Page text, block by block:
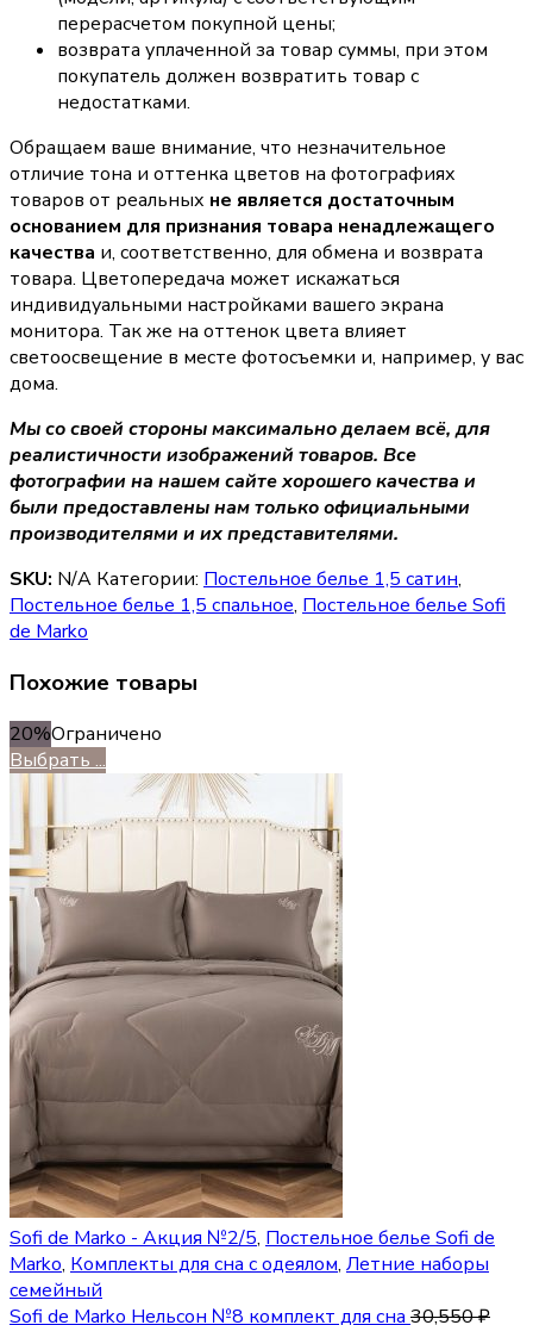
перерасчетом покупной цены;
возврата уплаченной за товар суммы, при этом
покупатель должен возвратить товар с
недостатками.
Обращаем ваше внимание, что незначительное
отличие тона и оттенка цветов на фотографиях
товаров от реальных не является достаточным
основанием для признания товара ненадлежащего
качества и, соответственно, для обмена и возврата
товара. Цветопередача может искажаться
индивидуальными настройками вашего экрана
монитора. Так же на оттенок цвета влияет
светоосвещение в месте фотосъемки и, например, у вас
дома.
Мы со своей стороны максимально делаем всё, для
реалистичности изображений товаров. Все
фотографии на нашем сайте хорошего качества и
были предоставлены нам только официальными
производителями и их представителями.
SKU: N/A Категории: Постельное белье 1,5 сатин,
Постельное белье 1,5 спальное, Постельное белье Sofi
de Marko
Похожие товары
20%Ограничено
Выбрать ...
Sofi de Marko - Акция №2/5, Постельное белье Sofi de
Marko, Комплекты для сна с одеялом, Летние наборы
семейный
Sofi de Marko Нельсон №8 комплект для сна 30,550₽